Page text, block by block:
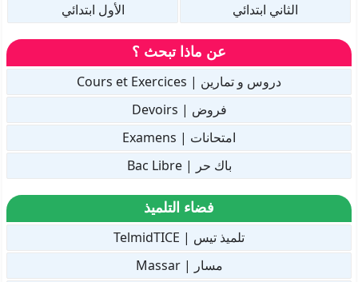
الثاني ابتدائي
الأول ابتدائي
عن ماذا تبحث ؟
دروس و تمارين | Cours et Exercices
فروض | Devoirs
امتحانات | Examens
باك حر | Bac Libre
فضاء التلميذ
تلميذ تيس | TelmidTICE
مسار | Massar